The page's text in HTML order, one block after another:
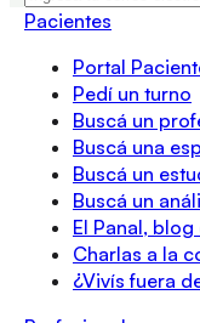
Pacientes
Portal
Pedí un turno
Buscá un
Buscá una
Buscá un
Buscá un
El Panal,
Charlas a la
¿Vivís fuera